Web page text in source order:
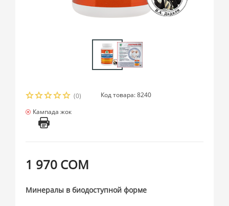
(0)
Код товара: 8240
Кампада жок
1 970 СОМ
Минералы в биодоступной форме